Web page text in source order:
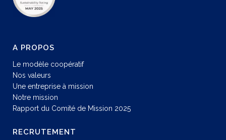
A PROPOS
Le modèle coopératif
Nos valeurs
Une entreprise à mission
Notre mission
Rapport du Comité de Mission 2025
RECRUTEMENT